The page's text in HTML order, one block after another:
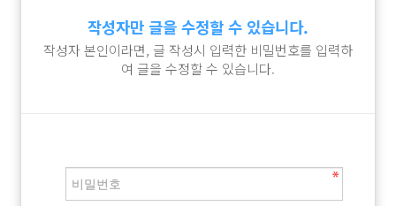
작성자만 글을 수정할 수 있습니다.
작성자 본인이라면, 글 작성시 입력한 비밀번호를 입력하
여 글을 수정할 수 있습니다.